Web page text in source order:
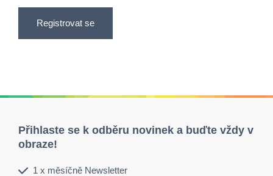
Registrovat se
Přihlaste se k odběru novinek a buďte vždy v
obraze!
1 x měsíčně Newsletter